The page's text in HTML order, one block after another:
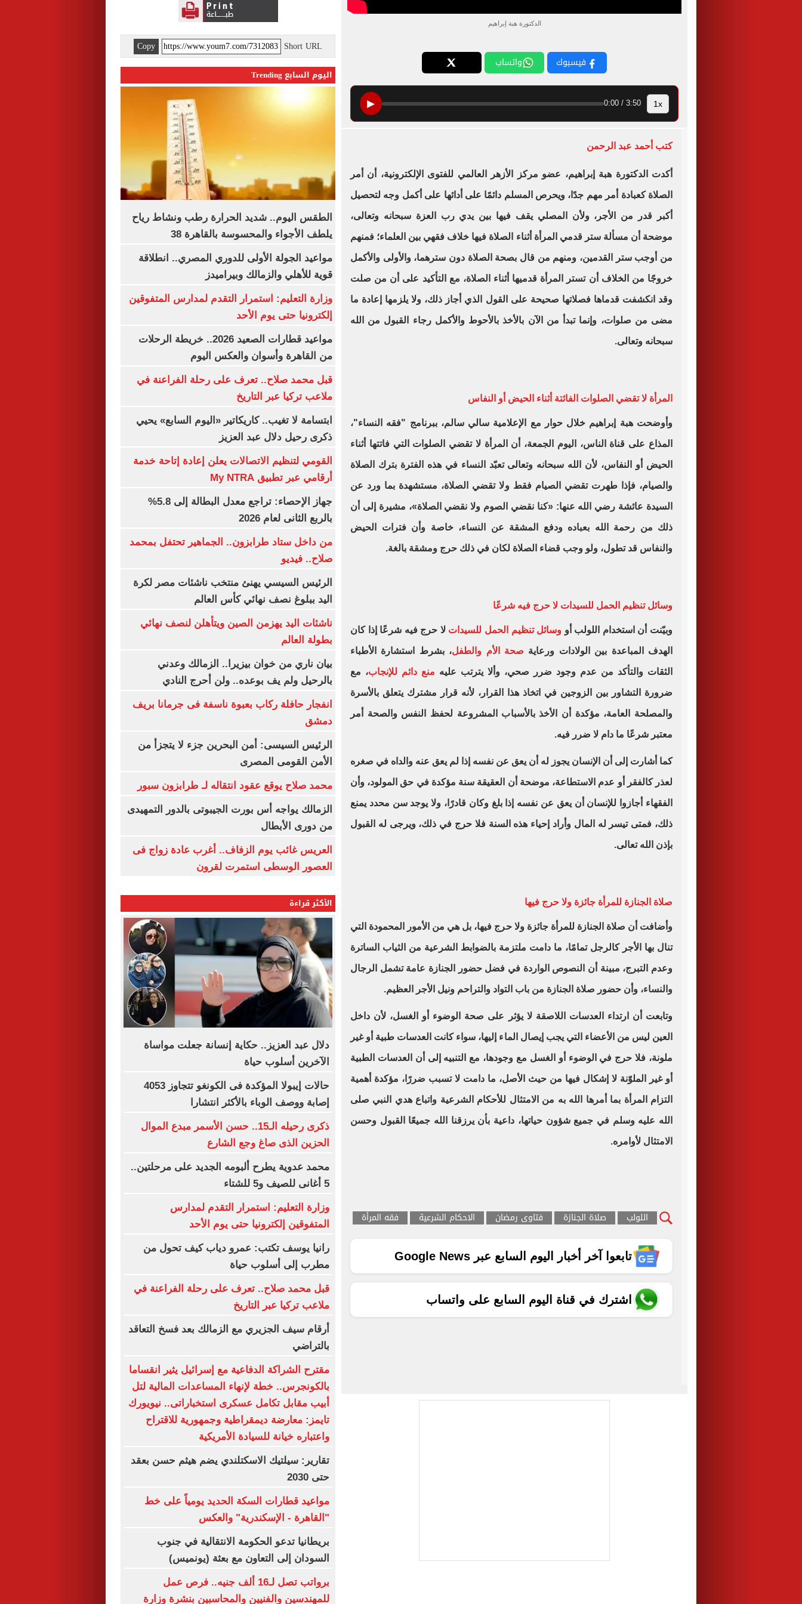
الدكتورة هبة إبراهيم
فيسبوك واتساب
▶ 3:50 / 0:00 1x
كتب أحمد عبد الرحمن
أكدت الدكتورة هبة إبراهيم، عضو مركز الأزهر العالمي للفتوى الإلكترونية، أن أمر
الصلاة كعبادة أمر مهم جدًا، ويحرص المسلم دائمًا على أدائها على أكمل وجه لتحصيل
أكبر قدر من الأجر، ولأن المصلي يقف فيها بين يدي رب العزة سبحانه وتعالى،
موضحة أن مسألة ستر قدمي المرأة أثناء الصلاة فيها خلاف فقهي بين العلماء؛ فمنهم
من أوجب ستر القدمين، ومنهم من قال بصحة الصلاة دون سترهما، والأولى والأكمل
خروجًا من الخلاف أن تستر المرأة قدميها أثناء الصلاة، مع التأكيد على أن من صلت
وقد انكشفت قدماها فصلاتها صحيحة على القول الذي أجاز ذلك، ولا يلزمها إعادة ما
مضى من صلوات، وإنما تبدأ من الآن بالأخذ بالأحوط والأكمل رجاء القبول من الله
سبحانه وتعالى.
المرأة لا تقضي الصلوات الفائتة أثناء الحيض أو النفاس
وأوضحت هبة إبراهيم خلال حوار مع الإعلامية سالي سالم، ببرنامج "فقه النساء"،
المذاع على قناة الناس، اليوم الجمعة، أن المرأة لا تقضي الصلوات التي فاتتها أثناء
الحيض أو النفاس، لأن الله سبحانه وتعالى تعبّد النساء في هذه الفترة بترك الصلاة
والصيام، فإذا طهرت تقضي الصيام فقط ولا تقضي الصلاة، مستشهدة بما ورد عن
السيدة عائشة رضي الله عنها: «كنا نقضي الصوم ولا نقضي الصلاة»، مشيرة إلى أن
ذلك من رحمة الله بعباده ودفع المشقة عن النساء، خاصة وأن فترات الحيض
والنفاس قد تطول، ولو وجب قضاء الصلاة لكان في ذلك حرج ومشقة بالغة.
وسائل تنظيم الحمل للسيدات لا حرج فيه شرعًا
وبيّنت أن استخدام اللولب أو وسائل تنظيم الحمل للسيدات لا حرج فيه شرعًا إذا كان
الهدف المباعدة بين الولادات ورعاية صحة الأم والطفل، بشرط استشارة الأطباء
الثقات والتأكد من عدم وجود ضرر صحي، وألا يترتب عليه منع دائم للإنجاب، مع
ضرورة التشاور بين الزوجين في اتخاذ هذا القرار، لأنه قرار مشترك يتعلق بالأسرة
والمصلحة العامة، مؤكدة أن الأخذ بالأسباب المشروعة لحفظ النفس والصحة أمر
معتبر شرعًا ما دام لا ضرر فيه.
كما أشارت إلى أن الإنسان يجوز له أن يعق عن نفسه إذا لم يعق عنه والداه في صغره
لعذر كالفقر أو عدم الاستطاعة، موضحة أن العقيقة سنة مؤكدة في حق المولود، وأن
الفقهاء أجازوا للإنسان أن يعق عن نفسه إذا بلغ وكان قادرًا، ولا يوجد سن محدد يمنع
ذلك، فمتى تيسر له المال وأراد إحياء هذه السنة فلا حرج في ذلك، ويرجى له القبول
بإذن الله تعالى.
صلاة الجنازة للمرأة جائزة ولا حرج فيها
وأضافت أن صلاة الجنازة للمرأة جائزة ولا حرج فيها، بل هي من الأمور المحمودة التي
تنال بها الأجر كالرجل تمامًا، ما دامت ملتزمة بالضوابط الشرعية من الثياب الساترة
وعدم التبرج، مبينة أن النصوص الواردة في فضل حضور الجنازة عامة تشمل الرجال
والنساء، وأن حضور صلاة الجنازة من باب التواد والتراحم ونيل الأجر العظيم.
وتابعت أن ارتداء العدسات اللاصقة لا يؤثر على صحة الوضوء أو الغسل، لأن داخل
العين ليس من الأعضاء التي يجب إيصال الماء إليها، سواء كانت العدسات طبية أو غير
ملونة، فلا حرج في الوضوء أو الغسل مع وجودها، مع التنبيه إلى أن العدسات الطبية
أو غير الملوّنة لا إشكال فيها من حيث الأصل، ما دامت لا تسبب ضررًا، مؤكدة أهمية
التزام المرأة بما أمرها الله به من الامتثال للأحكام الشرعية واتباع هدي النبي صلى
الله عليه وسلم في جميع شؤون حياتها، داعية بأن يرزقنا الله جميعًا القبول وحسن
الامتثال لأوامره.
اللولب صلاة الجنازة فتاوى رمضان الاحكام الشرعية فقه المرأة
تابعوا آخر أخبار اليوم السابع عبر Google News
اشترك في قناة اليوم السابع على واتساب
Short URL
Copy
اليوم السابع Trending
الطقس اليوم.. شديد الحرارة رطب ونشاط رياح
يلطف الأجواء والمحسوسة بالقاهرة 38
مواعيد الجولة الأولى للدوري المصري.. انطلاقة
قوية للأهلي والزمالك وبيراميدز
وزارة التعليم: استمرار التقدم لمدارس المتفوقين
إلكترونيا حتى يوم الأحد
مواعيد قطارات الصعيد 2026.. خريطة الرحلات
من القاهرة وأسوان والعكس اليوم
قبل محمد صلاح.. تعرف على رحلة الفراعنة في
ملاعب تركيا عبر التاريخ
ابتسامة لا تغيب.. كاريكاتير «اليوم السابع» يحيي
ذكرى رحيل دلال عبد العزيز
القومي لتنظيم الاتصالات يعلن إعادة إتاحة خدمة
أرقامي عبر تطبيق My NTRA
جهاز الإحصاء: تراجع معدل البطالة إلى 5.8%
بالربع الثانى لعام 2026
من داخل ستاد طرابزون.. الجماهير تحتفل بمحمد
صلاح.. فيديو
الرئيس السيسي يهنئ منتخب ناشئات مصر لكرة
اليد ببلوغ نصف نهائي كأس العالم
ناشئات اليد يهزمن الصين ويتأهلن لنصف نهائي
بطولة العالم
بيان ناري من خوان بيزيرا.. الزمالك وعدني
بالرحيل ولم يف بوعده.. ولن أحرج النادي
انفجار حافلة ركاب بعبوة ناسفة فى جرمانا بريف
دمشق
الرئيس السيسى: أمن البحرين جزء لا يتجزأ من
الأمن القومى المصرى
محمد صلاح يوقع عقود انتقاله لـ طرابزون سبور
الزمالك يواجه أس بورت الجيبوتى بالدور التمهيدى
من دورى الأبطال
العريس غائب يوم الزفاف.. أغرب عادة زواج فى
العصور الوسطى استمرت لقرون
الأكثر قراءة
دلال عبد العزيز.. حكاية إنسانة جعلت مواساة
الآخرين أسلوب حياة
حالات إيبولا المؤكدة فى الكونغو تتجاوز 4053
إصابة ووصف الوباء بالأكثر انتشارا
ذكرى رحيله الـ15.. حسن الأسمر مبدع الموال
الحزين الذى صاغ وجع الشارع
محمد عدوية يطرح ألبومه الجديد على مرحلتين..
5 أغانى للصيف و5 للشتاء
وزارة التعليم: استمرار التقدم لمدارس
المتفوقين إلكترونيا حتى يوم الأحد
رانيا يوسف تكتب: عمرو دياب كيف تحول من
مطرب إلى أسلوب حياة
قبل محمد صلاح.. تعرف على رحلة الفراعنة في
ملاعب تركيا عبر التاريخ
أرقام سيف الجزيري مع الزمالك بعد فسخ التعاقد
بالتراضي
مقترح الشراكة الدفاعية مع إسرائيل يثير انقساما
بالكونجرس.. خطة لإنهاء المساعدات المالية لتل
أبيب مقابل تكامل عسكرى استخباراتى.. نيويورك
تايمز: معارضة ديمقراطية وجمهورية للاقتراح
واعتباره خيانة للسيادة الأمريكية
تقارير: سيلتيك الاسكتلندي يضم هيثم حسن بعقد
حتى 2030
مواعيد قطارات السكة الحديد يومياً على خط
"القاهرة - الإسكندرية" والعكس
بريطانيا تدعو الحكومة الانتقالية في جنوب
السودان إلى التعاون مع بعثة (يونميس)
برواتب تصل لـ16 ألف جنيه.. فرص عمل
للمهندسين والفنيين والمحاسبين بنشرة وزارة